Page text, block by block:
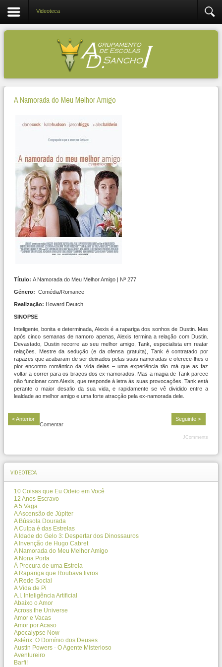
Videoteca
A Namorada do Meu Melhor Amigo
Título: A Namorada do Meu Melhor Amigo | Nº 277
Género: Comédia/Romance
Realização: Howard Deutch
SINOPSE
Inteligente, bonita e determinada, Alexis é a rapariga dos sonhos de Dustin. Mas
após cinco semanas de namoro apenas, Alexis termina a relação com Dustin.
Devastado, Dustin recorre ao seu melhor amigo, Tank, especialista em reatar
relações. Mestre da sedução (e da ofensa gratuita), Tank é contratado por
rapazes que acabaram de ser deixados pelas suas namoradas e oferece-lhes o
pior encontro romântico da vida delas – uma experiência tão má que as faz
voltar a correr para os braços dos ex-namorados. Mas a magia de Tank parece
não funcionar com Alexis, que responde à letra às suas provocações. Tank está
perante o maior desafio da sua vida, e rapidamente se vê dividido entre a
lealdade ao melhor amigo e uma forte atracção pela ex-namorada dele.
< Anterior
Seguinte >
Comentar
JComments
VIDEOTECA
10 Coisas que Eu Odeio em Você
12 Anos Escravo
A 5 Vaga
A Ascensão de Júpiter
A Bússola Dourada
A Culpa é das Estrelas
A Idade do Gelo 3: Despertar dos Dinossauros
A Invenção de Hugo Cabret
A Namorada do Meu Melhor Amigo
A Nona Porta
À Procura de uma Estrela
A Rapariga que Roubava livros
A Rede Social
A Vida de Pi
A.I. Inteligência Artificial
Abaixo o Amor
Across the Universe
Amor e Vacas
Amor por Acaso
Apocalypse Now
Astérix: O Domínio dos Deuses
Austin Powers - O Agente Misterioso
Aventureiro
Barfi!